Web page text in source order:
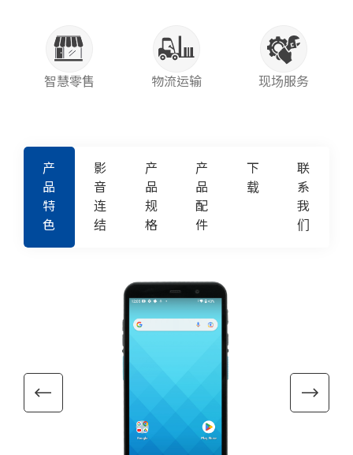
智慧零售 物流运输 现场服务
产
品
特
色
影
音
连
结
产
品
规
格
产
品
配
件
下
载
联
系
我
们